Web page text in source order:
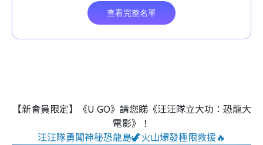
【新會員限定】《U GO》請您睇《汪汪隊立大功：恐龍大
電影》！
汪汪隊勇闖神秘恐龍島🦖火山爆發極限救援🔥